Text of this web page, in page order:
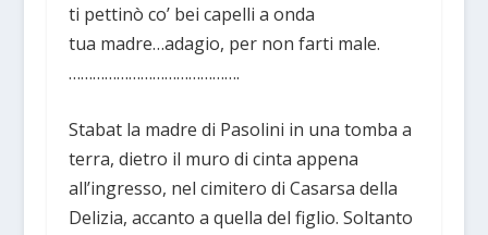
ti pettinò co’ bei capelli a onda
tua madre…adagio, per non farti male.
…………………………………….
Stabat la madre di Pasolini in una tomba a
terra, dietro il muro di cinta appena
all’ingresso, nel cimitero di Casarsa della
Delizia, accanto a quella del figlio. Soltanto